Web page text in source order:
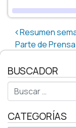
Post
Resumen
Parte de
BUSCADOR
Buscar
CATEGORÍAS